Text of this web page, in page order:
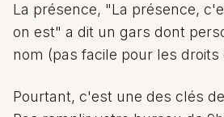
La présence, "La présence,
on est" a dit un gars dont
nom (pas facile pour les
Pourtant, c'est une des clés